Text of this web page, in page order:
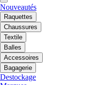
Nouveautés
Raquettes
Chaussures
Textile
Balles
Accessoires
Bagagerie
Destockage